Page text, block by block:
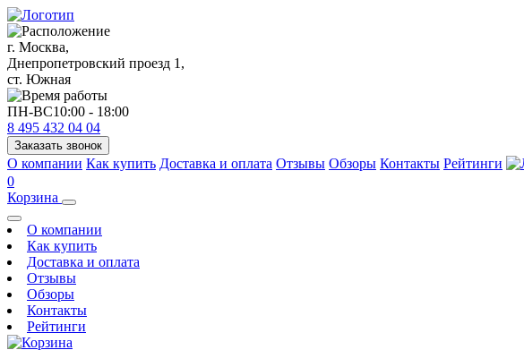
г. Москва,
Днепропетровский проезд 1,
ст. Южная
ПН-ВС10:00 - 18:00
8 495 432 04 04
Заказать звонок
О компании Как купить Доставка и оплата Отзывы Обзоры Контакты Рейтинги
0
Корзина
О компании
Как купить
Доставка и оплата
Отзывы
Обзоры
Контакты
Рейтинги